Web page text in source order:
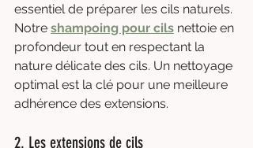
essentiel de préparer les cils naturels.
Notre shampoing pour cils nettoie en
profondeur tout en respectant la
nature délicate des cils. Un nettoyage
optimal est la clé pour une meilleure
adhérence des extensions.
2. Les extensions de cils